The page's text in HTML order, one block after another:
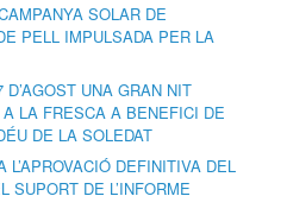
SOLAR DE
PELL IMPULSADA PER LA
UNA GRAN NIT
LA FRESCA A BENEFICI DE
DE LA SOLEDAT
DEFINITIVA DEL
SUPORT DE L’INFORME